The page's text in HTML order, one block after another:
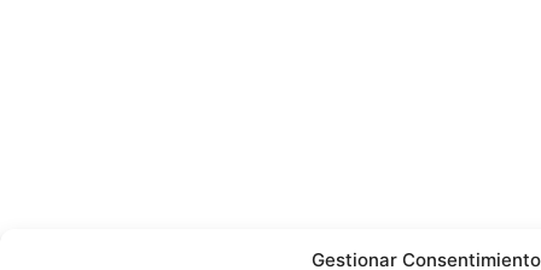
Gestionar Consentimiento